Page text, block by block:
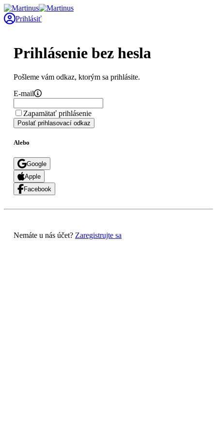
Prihlásiť
Prihlásenie bez hesla
Pošleme vám odkaz, ktorým sa prihlásite.
E-mail
Zapamätať prihlásenie
Poslať prihlasovací odkaz
Alebo
Google
Apple
Facebook
Nemáte u nás účet? Zaregistrujte sa